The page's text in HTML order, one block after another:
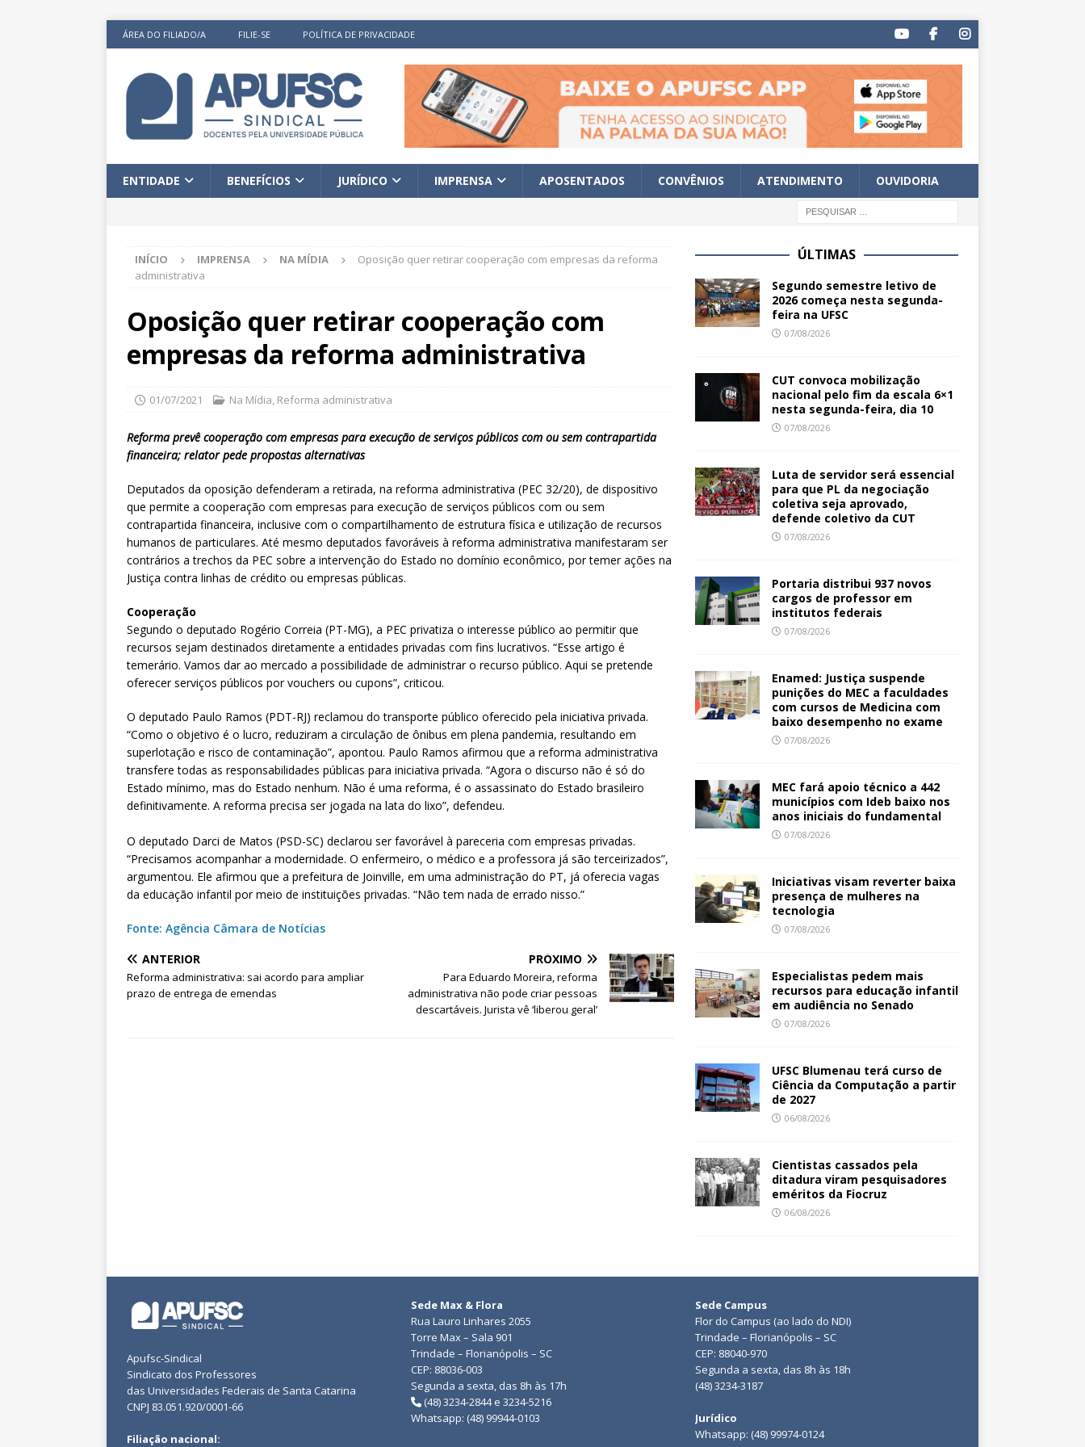
ÁREA DO FILIADO/A FILIE-SE POLÍTICA DE PRIVACIDADE
ENTIDADE BENEFÍCIOS JURÍDICO IMPRENSA APOSENTADOS CONVÊNIOS ATENDIMENTO OUVIDORIA
INÍCIO IMPRENSA NA MÍDIA
Oposição quer retirar cooperação com empresas da reforma
administrativa
Oposição quer retirar cooperação com
empresas da reforma administrativa
01/07/2021 Na Mídia, Reforma administrativa
Reforma prevê cooperação com empresas para execução de serviços públicos com ou sem contrapartida
financeira; relator pede propostas alternativas
Deputados da oposição defenderam a retirada, na reforma administrativa (PEC 32/20), de dispositivo
que permite a cooperação com empresas para execução de serviços públicos com ou sem
contrapartida financeira, inclusive com o compartilhamento de estrutura física e utilização de recursos
humanos de particulares. Até mesmo deputados favoráveis à reforma administrativa manifestaram ser
contrários a trechos da PEC sobre a intervenção do Estado no domínio econômico, por temer ações na
Justiça contra linhas de crédito ou empresas públicas.
Cooperação
Segundo o deputado Rogério Correia (PT-MG), a PEC privatiza o interesse público ao permitir que
recursos sejam destinados diretamente a entidades privadas com fins lucrativos. “Esse artigo é
temerário. Vamos dar ao mercado a possibilidade de administrar o recurso público. Aqui se pretende
oferecer serviços públicos por vouchers ou cupons”, criticou.
O deputado Paulo Ramos (PDT-RJ) reclamou do transporte público oferecido pela iniciativa privada.
“Como o objetivo é o lucro, reduziram a circulação de ônibus em plena pandemia, resultando em
superlotação e risco de contaminação”, apontou. Paulo Ramos afirmou que a reforma administrativa
transfere todas as responsabilidades públicas para iniciativa privada. “Agora o discurso não é só do
Estado mínimo, mas do Estado nenhum. Não é uma reforma, é o assassinato do Estado brasileiro
definitivamente. A reforma precisa ser jogada na lata do lixo”, defendeu.
O deputado Darci de Matos (PSD-SC) declarou ser favorável à pareceria com empresas privadas.
“Precisamos acompanhar a modernidade. O enfermeiro, o médico e a professora já são terceirizados”,
argumentou. Ele afirmou que a prefeitura de Joinville, em uma administração do PT, já oferecia vagas
da educação infantil por meio de instituições privadas. “Não tem nada de errado nisso.”
Fonte: Agência Câmara de Notícias
ANTERIOR
Reforma administrativa: sai acordo para ampliar
prazo de entrega de emendas
PRÓXIMO
Para Eduardo Moreira, reforma
administrativa não pode criar pessoas
descartáveis. Jurista vê ‘liberou geral’
ÚLTIMAS
Segundo semestre letivo de
2026 começa nesta segunda-
feira na UFSC
07/08/2026
CUT convoca mobilização
nacional pelo fim da escala 6×1
nesta segunda-feira, dia 10
07/08/2026
Luta de servidor será essencial
para que PL da negociação
coletiva seja aprovado,
defende coletivo da CUT
07/08/2026
Portaria distribui 937 novos
cargos de professor em
institutos federais
07/08/2026
Enamed: Justiça suspende
punições do MEC a faculdades
com cursos de Medicina com
baixo desempenho no exame
07/08/2026
MEC fará apoio técnico a 442
municípios com Ideb baixo nos
anos iniciais do fundamental
07/08/2026
Iniciativas visam reverter baixa
presença de mulheres na
tecnologia
07/08/2026
Especialistas pedem mais
recursos para educação infantil
em audiência no Senado
07/08/2026
UFSC Blumenau terá curso de
Ciência da Computação a partir
de 2027
06/08/2026
Cientistas cassados pela
ditadura viram pesquisadores
eméritos da Fiocruz
06/08/2026
Apufsc-Sindical
Sindicato dos Professores
das Universidades Federais de Santa Catarina
CNPJ 83.051.920/0001-66
Filiação nacional:
Sede Max & Flora
Rua Lauro Linhares 2055
Torre Max – Sala 901
Trindade – Florianópolis – SC
CEP: 88036-003
Segunda a sexta, das 8h às 17h
(48) 3234-2844 e 3234-5216
Whatsapp: (48) 99944-0103
Sede Campus
Flor do Campus (ao lado do NDI)
Trindade – Florianópolis – SC
CEP: 88040-970
Segunda a sexta, das 8h às 18h
(48) 3234-3187
Jurídico
Whatsapp: (48) 99974-0124